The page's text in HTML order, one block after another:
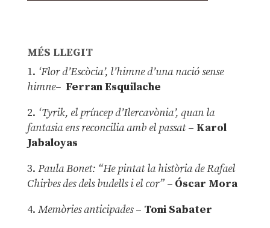
MÉS LLEGIT
1. ‘Flor d’Escòcia’, l’himne d’una nació sense
himne– Ferran Esquilache
2. ‘Tyrik, el príncep d’Ilercavònia’, quan la
fantasia ens reconcilia amb el passat– Karol
Jabaloyas
3. Paula Bonet: “He pintat la història de Rafael
Chirbes des dels budells i el cor” –Óscar Mora
4. Memòries anticipades– Toni Sabater